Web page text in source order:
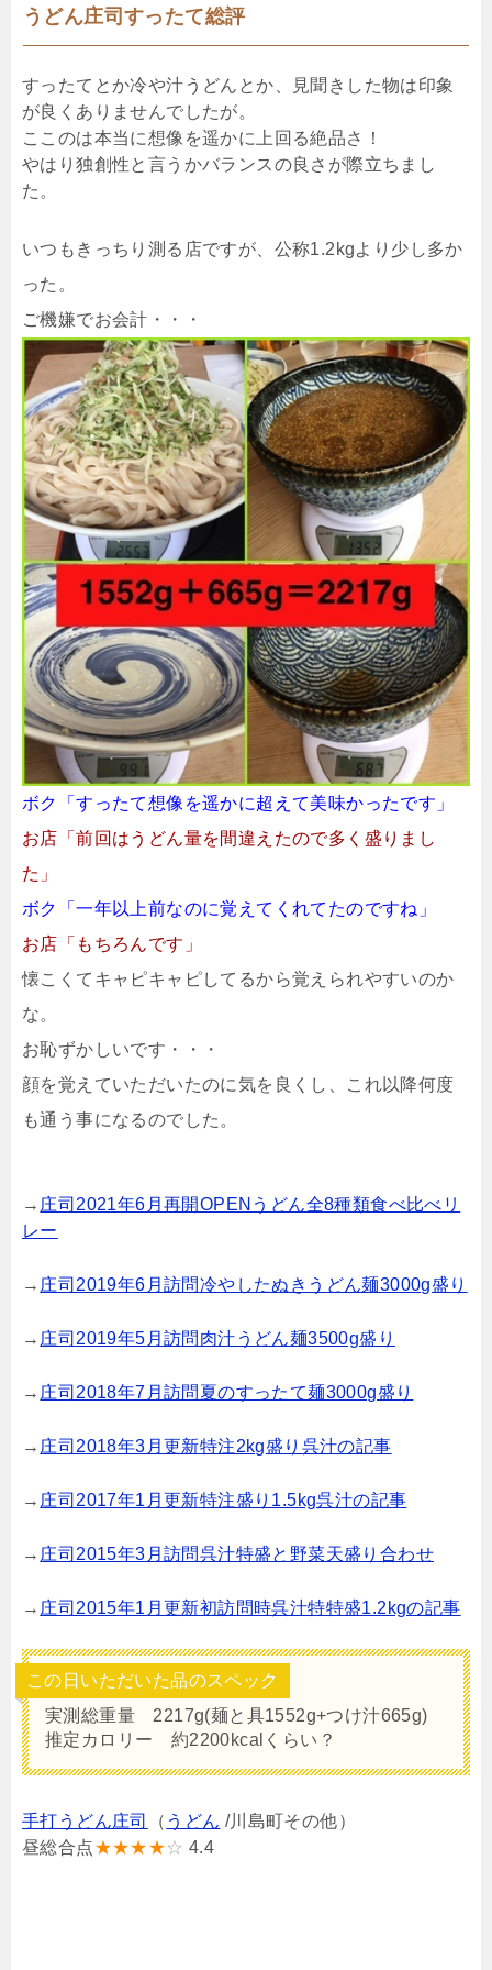
うどん庄司すったて総評
すったてとか冷や汁うどんとか、見聞きした物は印象
が良くありませんでしたが。
ここのは本当に想像を遥かに上回る絶品さ！
やはり独創性と言うかバランスの良さが際立ちまし
た。
いつもきっちり測る店ですが、公称1.2kgより少し多か
った。
ご機嫌でお会計・・・
ボク「すったて想像を遥かに超えて美味かったです」
お店「前回はうどん量を間違えたので多く盛りまし
た」
ボク「一年以上前なのに覚えてくれてたのですね」
お店「もちろんです」
懐こくてキャピキャピしてるから覚えられやすいのか
な。
お恥ずかしいです・・・
顔を覚えていただいたのに気を良くし、これ以降何度
も通う事になるのでした。
→ 庄司2021年6月再開OPENうどん全8種類食べ比べリ
レー
→ 庄司2019年6月訪問冷やしたぬきうどん麺3000g盛り
→ 庄司2019年5月訪問肉汁うどん麺3500g盛り
→ 庄司2018年7月訪問夏のすったて麺3000g盛り
→ 庄司2018年3月更新特注2kg盛り呉汁の記事
→ 庄司2017年1月更新特注盛り1.5kg呉汁の記事
→ 庄司2015年3月訪問呉汁特盛と野菜天盛り合わせ
→ 庄司2015年1月更新初訪問時呉汁特特盛1.2kgの記事
この日いただいた品のスペック
実測総重量 2217g(麺と具1552g+つけ汁665g)
推定カロリー 約2200kcalくらい？
手打うどん庄司 （ うどん /川島町その他）
昼総合点★★★★☆ 4.4